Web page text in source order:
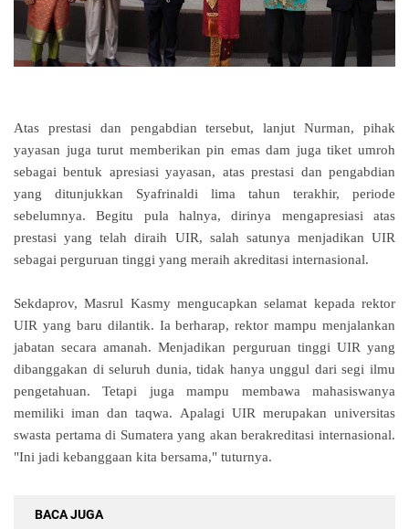
Atas prestasi dan pengabdian tersebut, lanjut Nurman, pihak
yayasan juga turut memberikan pin emas dam juga tiket umroh
sebagai bentuk apresiasi yayasan, atas prestasi dan pengabdian
yang ditunjukkan Syafrinaldi lima tahun terakhir, periode
sebelumnya.Begitu pula halnya, dirinya mengapresiasi atas
prestasi yang telah diraih UIR, salah satunya menjadikan UIR
sebagai perguruan tinggi yang meraih akreditasi internasional.
Sekdaprov, Masrul Kasmy mengucapkan selamat kepada rektor
UIR yang baru dilantik. Ia berharap, rektor mampu menjalankan
jabatan secara amanah.Menjadikan perguruan tinggi UIR yang
dibanggakan di seluruh dunia, tidak hanya unggul dari segi ilmu
pengetahuan.Tetapi juga mampu membawa mahasiswanya
memiliki iman dan taqwa. Apalagi UIR merupakan universitas
swasta pertama di Sumatera yang akan berakreditasi internasional.
"Ini jadi kebanggaan kita bersama," tuturnya.
BACA JUGA